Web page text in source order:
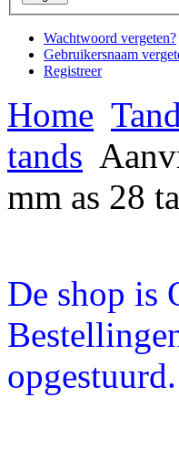
Wachtwoord vergeten?
Gebruikersnaam
Registreer
Home
tands
mm as 28
De shop is
opgestuurd.